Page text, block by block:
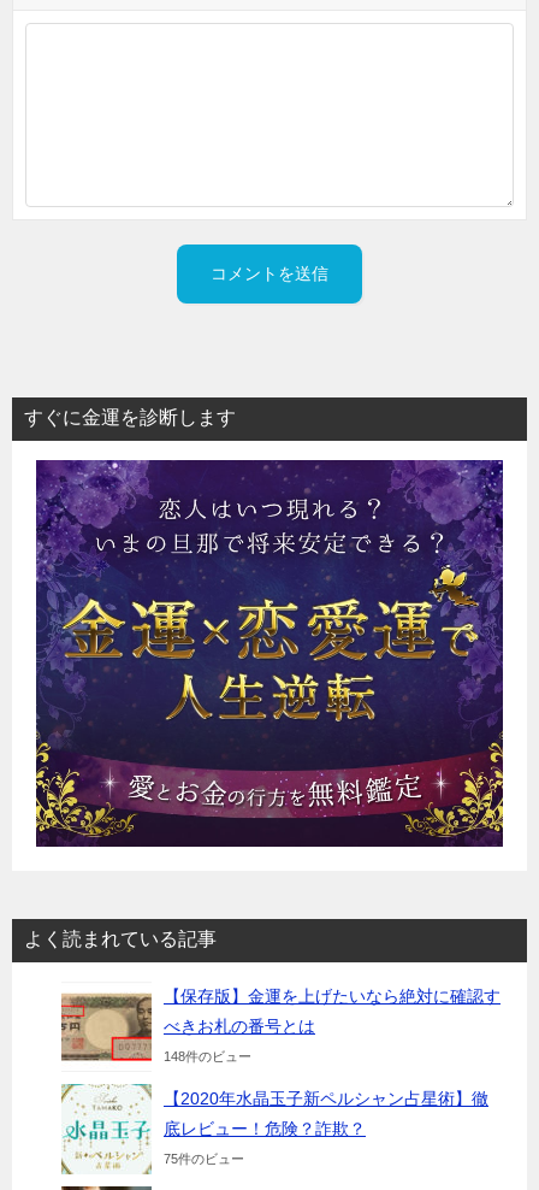
すぐに金運を診断します
よく読まれている記事
【保存版】金運を上げたいなら絶対に確認す
べきお札の番号とは
148件のビュー
【2020年水晶玉子新ペルシャン占星術】徹
底レビュー！危険？詐欺？
75件のビュー